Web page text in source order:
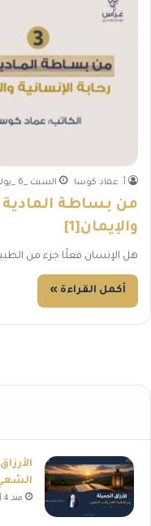
أ. عماد كوسا السبت _6 _يوليو _2024AH 6-7-2024AD
من بساطة المادية
والإيمان[1]
هل الإنسان فعلًا جزء من
أكمل القراءة »
منذ 4 أيام